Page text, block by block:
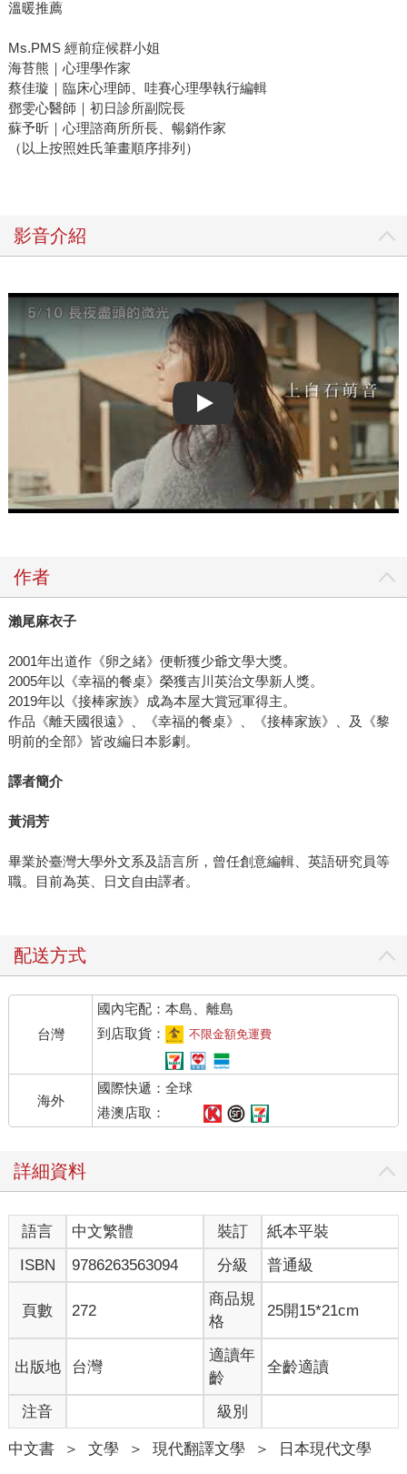
溫暖推薦
Ms.PMS 經前症候群小姐
海苔熊｜心理學作家
蔡佳璇｜臨床心理師、哇賽心理學執行編輯
鄧雯心醫師｜初日診所副院長
蘇予昕｜心理諮商所所長、暢銷作家
（以上按照姓氏筆畫順序排列）
影音介紹
Play video
作者
瀨尾麻衣子
2001年出道作《卵之緒》便斬獲少爺文學大獎。
2005年以《幸福的餐桌》榮獲吉川英治文學新人獎。
2019年以《接棒家族》成為本屋大賞冠軍得主。
作品《離天國很遠》、《幸福的餐桌》、《接棒家族》、及《黎
明前的全部》皆改編日本影劇。
譯者簡介
黃涓芳
畢業於臺灣大學外文系及語言所，曾任創意編輯、英語研究員等
職。目前為英、日文自由譯者。
配送方式
台灣
國內宅配：本島、離島
到店取貨：
不限金額免運費
海外
國際快遞：全球
港澳店取：
詳細資料
語言 中文繁體 裝訂
紙本平裝
ISBN
9786263563094 分級 普通級
頁數 272
商品規
格
25開15*21cm
出版地 台灣
適讀年
齡
全齡適讀
注音 級別
中文書 ＞ 文學 ＞ 現代翻譯文學 ＞ 日本現代文學